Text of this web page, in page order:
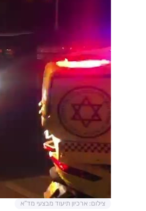
צילום: ארכיון תיעוד מבצעי מד"א